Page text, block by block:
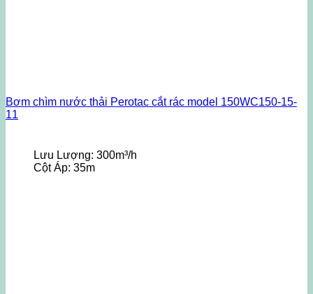
Bơm chìm nước thải Perotac cắt rác model 150WC150-15-
11
Lưu Lượng: 300m³/h
Cột Áp: 35m